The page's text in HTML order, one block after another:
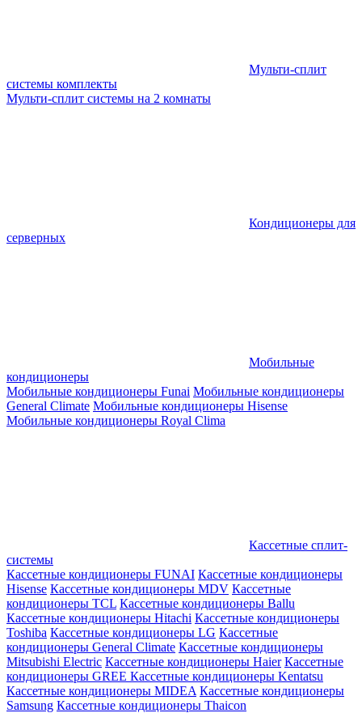
Мульти-сплит
системы комплекты
Мульти-сплит системы на 2 комнаты
Кондиционеры для
серверных
Мобильные
кондиционеры
Мобильные кондиционеры Funai Мобильные кондиционеры
General Climate Мобильные кондиционеры Hisense
Мобильные кондиционеры Royal Clima
Кассетные сплит-
системы
Кассетные кондиционеры FUNAI Кассетные кондиционеры
Hisense Кассетные кондиционеры MDV Кассетные
кондиционеры TCL Кассетные кондиционеры Ballu
Кассетные кондиционеры Hitachi Кассетные кондиционеры
Toshiba Кассетные кондиционеры LG Кассетные
кондиционеры General Climate Кассетные кондиционеры
Mitsubishi Electric Кассетные кондиционеры Haier Кассетные
кондиционеры GREE Кассетные кондиционеры Kentatsu
Кассетные кондиционеры MIDEA Кассетные кондиционеры
Samsung Кассетные кондиционеры Thaicon